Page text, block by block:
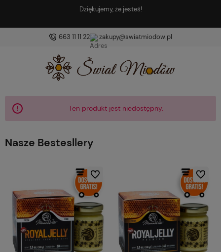
Dziękujemy, że jesteś!
663 11 11 22 zakupy@swiatmiodow.pl
Ten produkt jest niedostępny.
Nasze Bestesllery
Do ulubionych Do